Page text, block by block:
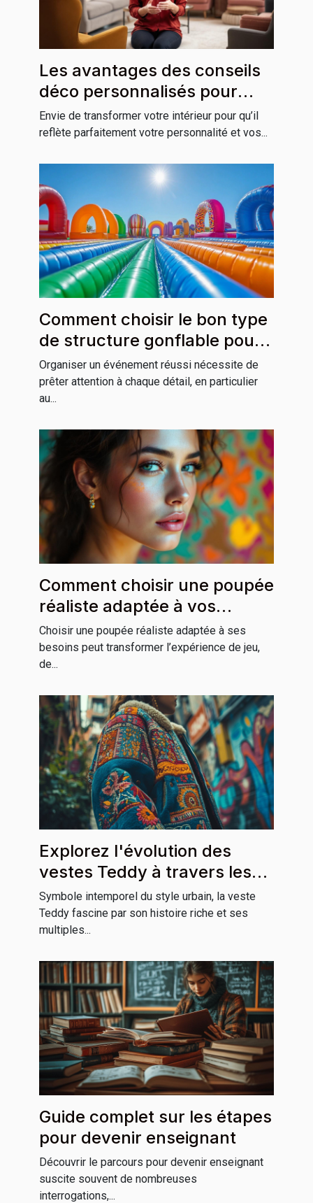
Les avantages des conseils
déco personnalisés pour
votre habitation
Envie de transformer votre intérieur pour qu’il
reflète parfaitement votre personnalité et vos...
Comment choisir le bon type
de structure gonflable pour
votre événement ?
Organiser un événement réussi nécessite de
prêter attention à chaque détail, en particulier
au...
Comment choisir une poupée
réaliste adaptée à vos
besoins ?
Choisir une poupée réaliste adaptée à ses
besoins peut transformer l’expérience de jeu,
de...
Explorez l'évolution des
vestes Teddy à travers les
cultures
Symbole intemporel du style urbain, la veste
Teddy fascine par son histoire riche et ses
multiples...
Guide complet sur les étapes
pour devenir enseignant
Découvrir le parcours pour devenir enseignant
suscite souvent de nombreuses
interrogations,...